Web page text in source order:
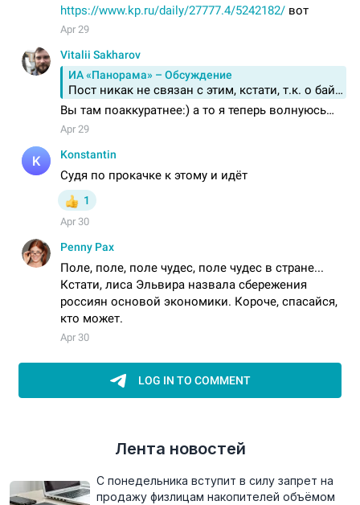
Лента новостей
С понедельника вступит в силу запрет на
продажу физлицам накопителей объёмом